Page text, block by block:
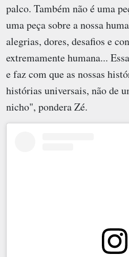
palco. Também não é uma
uma peça sobre a nossa
alegrias, dores, desafios e
extremamente humana...
e faz com que as nossas
histórias universais, não de
nicho", pondera Zé.